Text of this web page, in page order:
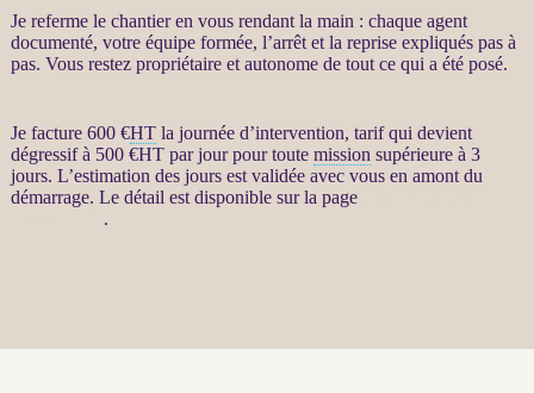
Je referme le chantier en vous rendant la main : chaque agent
documenté, votre équipe formée, l’arrêt et la reprise expliqués pas à
pas. Vous restez propriétaire et autonome de tout ce qui a été posé.
Je facture 600 €HTla journée d’intervention, tarif qui devient
dégressif à 500 €HTpar jour pour toute mission supérieure à 3
jours. L’estimation des jours est validée avec vous en amont du
démarrage. Le détail est disponible sur la page
.